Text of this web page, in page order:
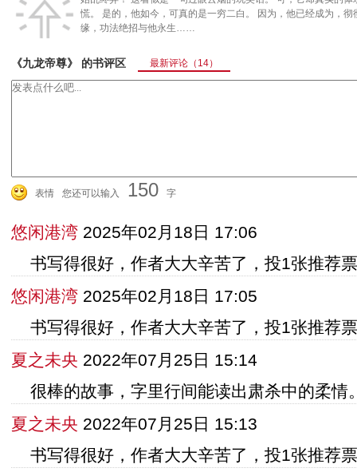
慌。 是的，他如今，可真的是一穷二白。 因为，他已经成为，
缘，功法绝招与他永生……
《九龙帝尊》 的书评区 最新评论 （14）
表情 您还可以输入 150 字
悠闲港湾 2025年02月18日 17:06
书写得很好，作者大大辛苦了，投1张推荐
悠闲港湾 2025年02月18日 17:05
书写得很好，作者大大辛苦了，投1张推荐
夏之未央 2022年07月25日 15:14
很棒的故事，字里行间能读出肃杀中的柔情
夏之未央 2022年07月25日 15:13
书写得很好，作者大大辛苦了，投1张推荐